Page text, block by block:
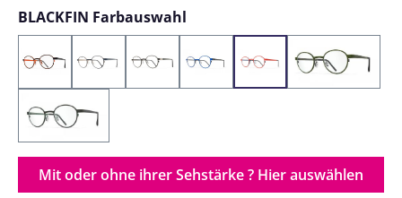
BLACKFIN Farbauswahl
Col. 176 Black / Orange
Col. 627 BLUE / DOVE GRAY
Col. 749 BLACK / SILVER
Col. 1073 Blue / Gray
Col. 1075 Red / Blue
Col. 1306
Col. 1889 EBONY BLACK/MINERAL GREEN
Mit oder ohne ihrer Sehstärke ? Hier auswählen